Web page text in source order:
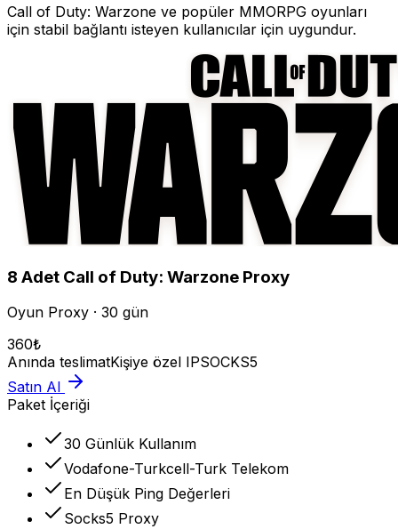
Call of Duty: Warzone ve popüler MMORPG oyunları
için stabil bağlantı isteyen kullanıcılar için uygundur.
8 Adet Call of Duty: Warzone Proxy
Oyun Proxy · 30 gün
360₺
Anında teslimatKişiye özel IPSOCKS5
Satın Al
Paket İçeriği
30 Günlük Kullanım
Vodafone-Turkcell-Turk Telekom
En Düşük Ping Değerleri
Socks5 Proxy